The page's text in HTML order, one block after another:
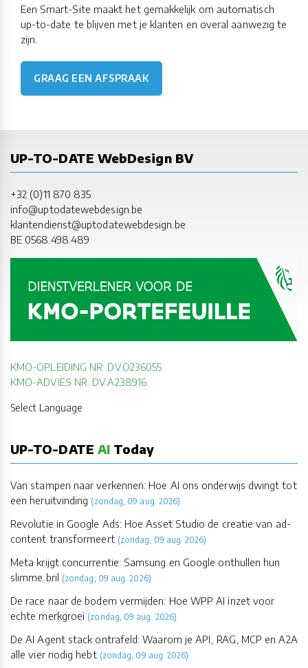
Een Smart-Site maakt het gemakkelijk om automatisch
up-to-date te blijven met je klanten en overal aanwezig te
zijn.
GRAAG EEN AFSPRAAK
UP-TO-DATE WebDesign BV
+32 (0)11 870 835
info@uptodatewebdesign.be
klantendienst@uptodatewebdesign.be
BE 0568.498.489
KMO-OPLEIDING NR: DV.O236055
KMO-ADVIES NR: DV.A238916
Select Language
UP-TO-DATE AI Today
Van stampen naar verkennen: Hoe AI ons onderwijs dwingt tot
een heruitvinding (zondag, 09 aug. 2026)
Revolutie in Google Ads: Hoe Asset Studio de creatie van ad-
content transformeert (zondag, 09 aug. 2026)
Meta krijgt concurrentie: Samsung en Google onthullen hun
slimme bril (zondag, 09 aug. 2026)
De race naar de bodem vermijden: Hoe WPP AI inzet voor
echte merkgroei (zondag, 09 aug. 2026)
De AI Agent stack ontrafeld: Waarom je API, RAG, MCP en A2A
alle vier nodig hebt (zondag, 09 aug. 2026)